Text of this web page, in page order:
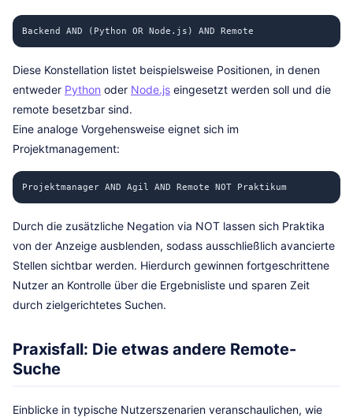
Backend AND (Python OR Node.js) AND Remote
Diese Konstellation listet beispielsweise Positionen, in denen
entweder Python oder Node.js eingesetzt werden soll und die
remote besetzbar sind.
Eine analoge Vorgehensweise eignet sich im
Projektmanagement:
Projektmanager AND Agil AND Remote NOT Praktikum
Durch die zusätzliche Negation via NOT lassen sich Praktika
von der Anzeige ausblenden, sodass ausschließlich avancierte
Stellen sichtbar werden. Hierdurch gewinnen fortgeschrittene
Nutzer an Kontrolle über die Ergebnisliste und sparen Zeit
durch zielgerichtetes Suchen.
Praxisfall: Die etwas andere Remote-
Suche
Einblicke in typische Nutzerszenarien veranschaulichen, wie